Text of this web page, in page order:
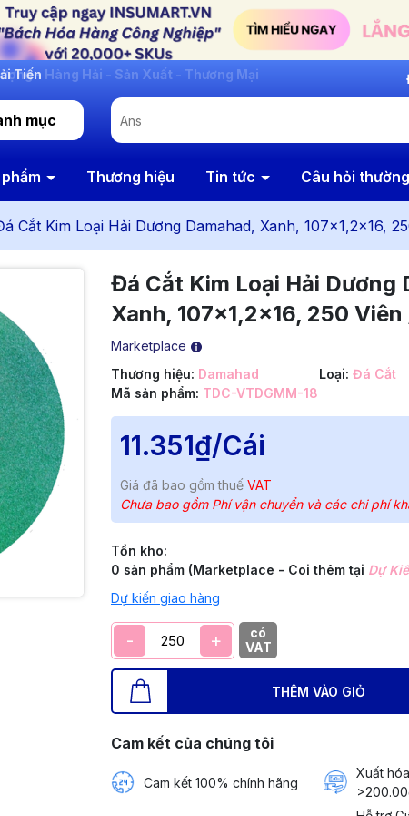
Tiến
mục
Thương hiệu Tin tức Câu hỏi
Cắt Kim Loại Hải Dương Damahad, Xanh, 107x1,2x16,
Đá Cắt Kim Loại Hải Dương
Xanh, 107x1,2x16, 250 Viên
Marketplace
Thương hiệu: Damahad Loại: Đá Cắt
Mã sản phẩm: TDC-VTDGMM-18
11.351₫/Cái
Giá đã bao gồm thuế VAT
Chưa bao gồm Phí vận chuyển và các chi phí
Tồn kho:
0 sản phẩm (Marketplace - Coi thêm tại Dự
Dự kiến giao hàng
- +
có
VAT
THÊM VÀO GIỎ
Cam kết của chúng tôi
Cam kết 100% chính hãng
Xuất